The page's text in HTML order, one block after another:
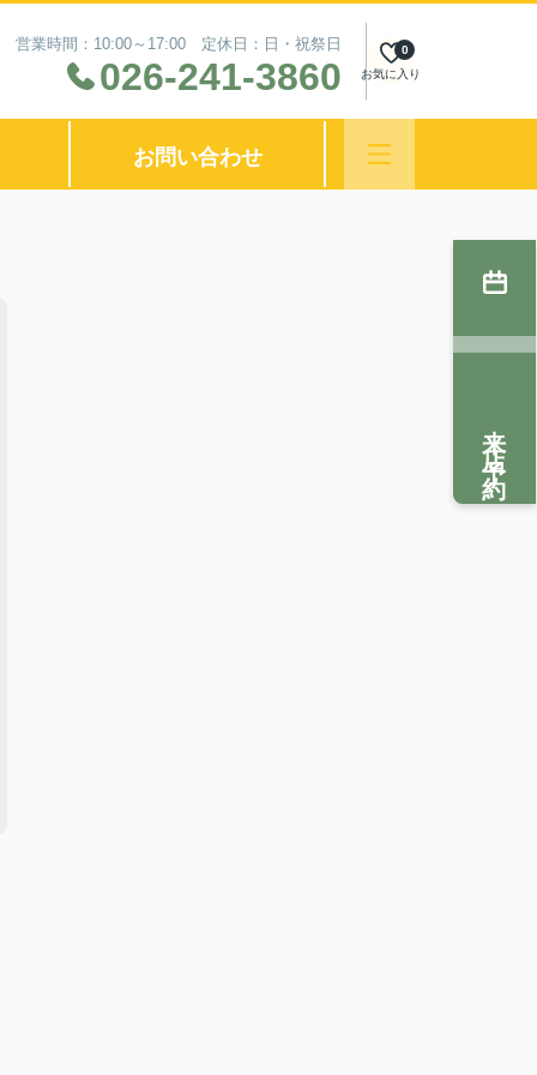
営業時間：10:00～17:00 定休日：日・祝祭日
026-241-3860 お気に入り
0
お問い合わせ
来店予約